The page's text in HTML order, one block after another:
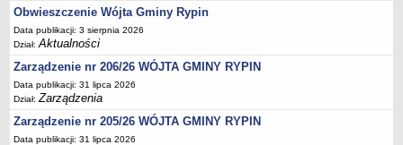
Tabela informacyjna
Czas pracy urzędu
Nr konta bankowego, NIP, REGON
Pracownicy urzędu - urząd gminy
Pracownicy urzędu - baza magazynowo - warsztatowa
Kompetencje referatów
Obwieszczenie Wójta Gminy Rypin
Data publikacji: 3 sierpnia 2026
Dział:Aktualności
Zarządzenie nr 206/26 WÓJTA GMINY RYPIN
Data publikacji: 31 lipca 2026
Dział:Zarządzenia
Zarządzenie nr 205/26 WÓJTA GMINY RYPIN
Data publikacji: 31 lipca 2026